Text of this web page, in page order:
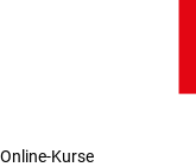
Online-Kurse